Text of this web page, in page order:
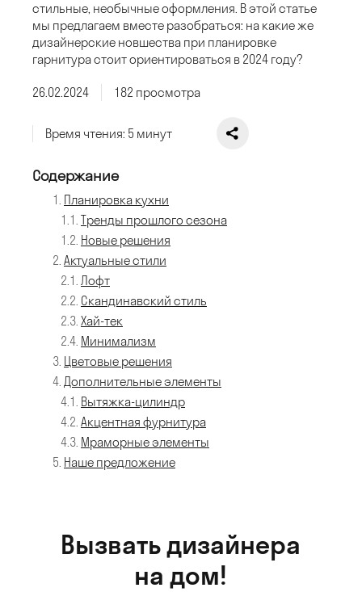
стильные, необычные оформления. В этой статье
мы предлагаем вместе разобраться: на какие же
дизайнерские новшества при планировке
гарнитура стоит ориентироваться в 2024 году?
26.02.2024 182 просмотра
Время чтения: 5 минут
Содержание
Планировка кухни
Тренды прошлого сезона
Новые решения
Актуальные стили
Лофт
Скандинавский стиль
Хай-тек
Минимализм
Цветовые решения
Дополнительные элементы
Вытяжка-цилиндр
Акцентная фурнитура
Мраморные элементы
Наше предложение
Вызвать дизайнера
на дом!